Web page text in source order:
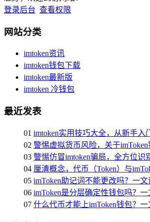
登录后台 查看权限
网站分类
imtoken资讯
imtoken钱包下载
imtoken最新版
imtoken 冷钱包
最近发表
01 imtoken实用技巧大全，从新手入
02 警惕虚拟货币风险，关于
03 警惕仿冒imtoken骗局，全方位识
04 厘清概念，代币（Token）与
05 imToken助记词不能更改吗？一
06 imToken是分层确定性钱包吗？
07 什么代币才能上imToken钱包？